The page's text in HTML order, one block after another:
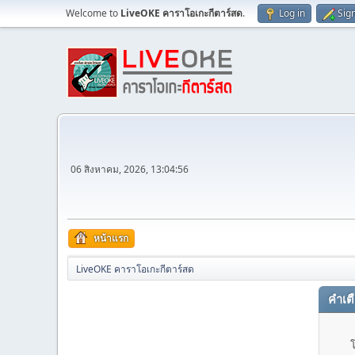
Welcome to LiveOKE คาราโอเกะกีตาร์สด. Log in
06 สิงหาคม, 2026, 13:04:56
หน้าแรก
LiveOKE คาราโอเกะกีตาร์สด
คำเ